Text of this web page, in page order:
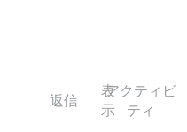
返信
表
示
アクティビ
ティ